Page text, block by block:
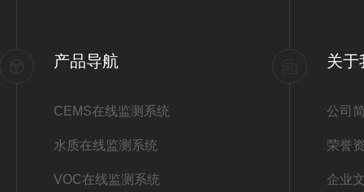
产品导航
CEMS在线监测系统
水质在线监测系统
VOC在线监测系统
关于
公司
荣誉
企业